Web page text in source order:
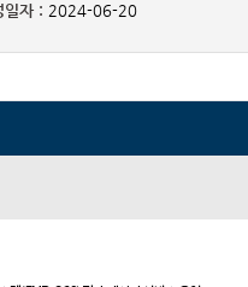
일자 : 2024-06-20